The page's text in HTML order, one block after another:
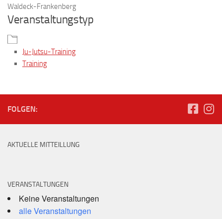
Waldeck-Frankenberg
Veranstaltungstyp
Ju-Jutsu-Training
Training
FOLGEN:
AKTUELLE MITTEILLUNG
VERANSTALTUNGEN
Keine Veranstaltungen
alle Veranstaltungen